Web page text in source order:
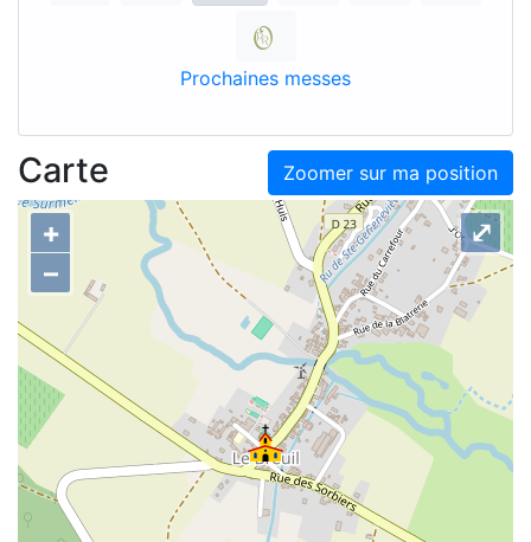
Prochaines messes
Zoomer sur ma position
Carte
+
–
⤢